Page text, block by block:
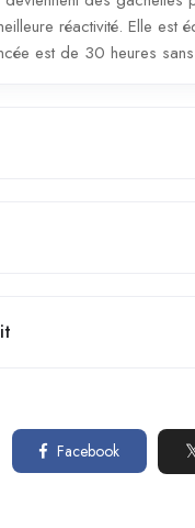
réactivité. Elle
est de 30 heures
Facebook